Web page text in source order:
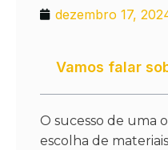
dezembro 17,
Vamos falar
O sucesso de uma
escolha de